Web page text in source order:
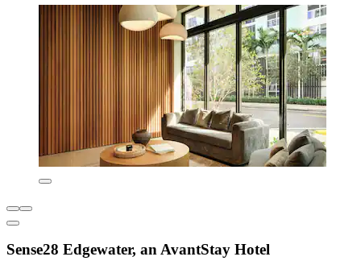
Sense28 Edgewater, an AvantStay Hotel